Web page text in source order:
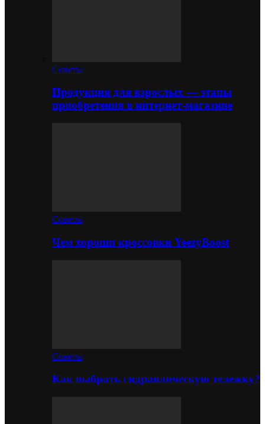
Советы
Продукция для взрослых — этапы
приобретения в интернет-магазине
Советы
Чем хороши кроссовки YeezyBoost
Советы
Как выбрать гидравлическую тележку?